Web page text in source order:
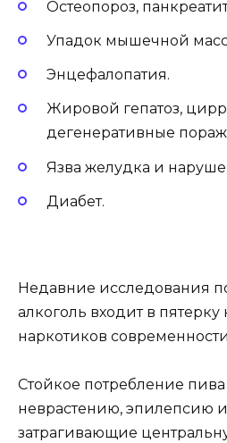
Остеопороз,
Упадок мышечной
Энцефалопатия.
Жировой гепатоз,
дегенеративные
Язва желудка и
Диабет.
Недавние исследования
алкоголь входит в
наркотиков
Стойкое потребление
неврастению, эпилепсию
затрагивающие